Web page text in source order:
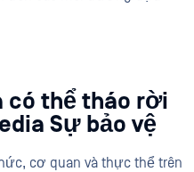
có thể tháo rời
Sự bảo vệ
cơ quan và thực thể trên